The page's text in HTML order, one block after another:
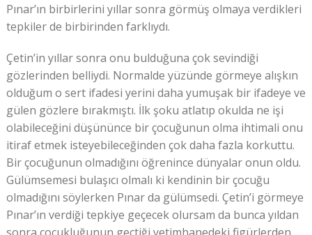
Pınar’ın birbirlerini yıllar sonra görmüş olmaya verdikleri
tepkiler de birbirinden farklıydı.
Çetin’in yıllar sonra onu bulduğuna çok sevindiği
gözlerinden belliydi. Normalde yüzünde görmeye alışkın
olduğum o sert ifadesi yerini daha yumuşak bir ifadeye ve
gülen gözlere bırakmıştı. İlk şoku atlatıp okulda ne işi
olabileceğini düşününce bir çocuğunun olma ihtimali onu
itiraf etmek isteyebileceğinden çok daha fazla korkuttu.
Bir çocuğunun olmadığını öğrenince dünyalar onun oldu.
Gülümsemesi bulaşıcı olmalı ki kendinin bir çocuğu
olmadığını söylerken Pınar da gülümsedi. Çetin’i görmeye
Pınar’ın verdiği tepkiye geçecek olursam da bunca yıldan